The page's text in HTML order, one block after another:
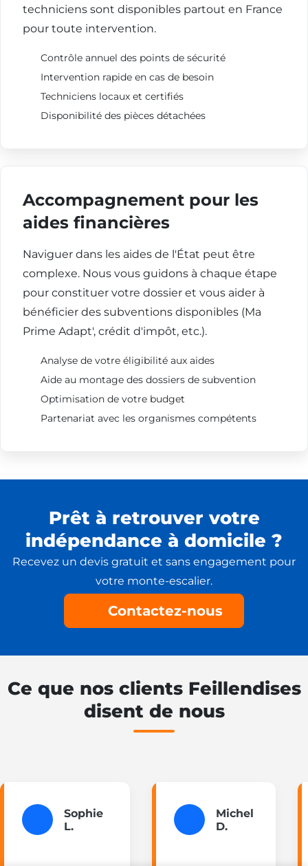
techniciens sont disponibles partout en France
pour toute intervention.
Contrôle annuel des points de sécurité
Intervention rapide en cas de besoin
Techniciens locaux et certifiés
Disponibilité des pièces détachées
Accompagnement pour les
aides financières
Naviguer dans les aides de l'État peut être
complexe. Nous vous guidons à chaque étape
pour constituer votre dossier et vous aider à
bénéficier des subventions disponibles (Ma
Prime Adapt', crédit d'impôt, etc.).
Analyse de votre éligibilité aux aides
Aide au montage des dossiers de subvention
Optimisation de votre budget
Partenariat avec les organismes compétents
Prêt à retrouver votre
indépendance à domicile ?
Recevez un devis gratuit et sans engagement pour
votre monte-escalier.
Contactez-nous
Ce que nos clients Feillendises
disent de nous
Sophie
L.
Michel
D.
monte-escalier ?